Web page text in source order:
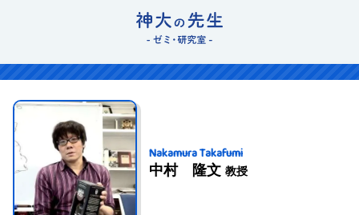
Nakamura Takafumi
中村 隆文 教授